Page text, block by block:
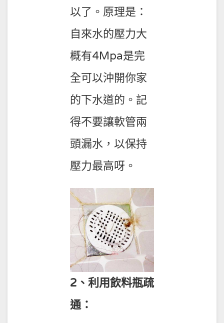
以了。原理是：
自來水的壓力大
概有4Mpa是完
全可以沖開你家
的下水道的。記
得不要讓軟管兩
頭漏水，以保持
壓力最高呀。
2、利用飲料瓶疏
通：